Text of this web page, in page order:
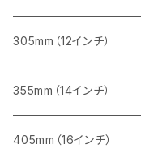
鋳鉄管切断用
ヒューム管・U字溝切断用
インターロッキング切断用
鋳鉄管切断用
ヒューム管・U字溝切断用
インターロッキング切断用
鋳鉄管切断用
ヒューム管・U字溝切断用
レンガ切断用
インターロッキング切断用
鋳鉄管切断用
ブロック切断用
レンガ切断用
インターロッキング切断用
コンクリート切断用
ブロック切断用
レンガ切断用
コンクリート切断用
一般道路カッター用
ブロック切断用
レンガ切断用
305mm（12インチ）
みかげ石（御影石）切断用
セグメント
鉄筋コンクリート切断用
355mm（14インチ）
みかげ石（御影石）切断用
405mm（16インチ）